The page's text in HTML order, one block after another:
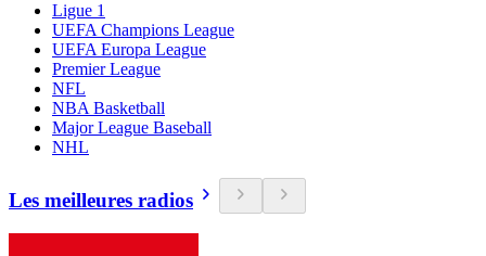
Ligue 1
UEFA Champions League
UEFA Europa League
Premier League
NFL
NBA Basketball
Major League Baseball
NHL
Les meilleures radios